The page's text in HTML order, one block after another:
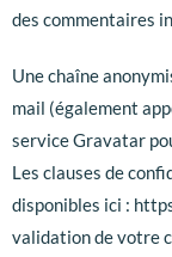
des commentaires
Une chaîne
mail (également
service Gravatar
Les clauses de
disponibles ici :
validation de votre